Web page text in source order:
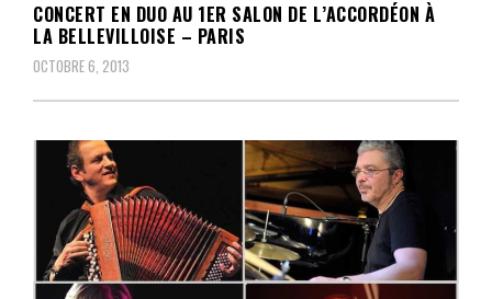
CONCERT EN DUO AU 1ER SALON DE L’ACCORDÉON À
LA BELLEVILLOISE – PARIS
OCTOBRE 6, 2013